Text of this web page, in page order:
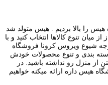
فروشگاه هیس را بالا بردیم . هیس متولد شد
میان تنوع کالاها انتخاب کنید و با
شیوع ویروس کرونا فروشگاه
بندی و تنوع محصولات خودش
از منزل رو نداشته باشید. در
هیس داره ارائه میکنه خواهیم